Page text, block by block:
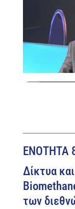
ΕΝΟΤΗΤΑ
Δίκτυα
των